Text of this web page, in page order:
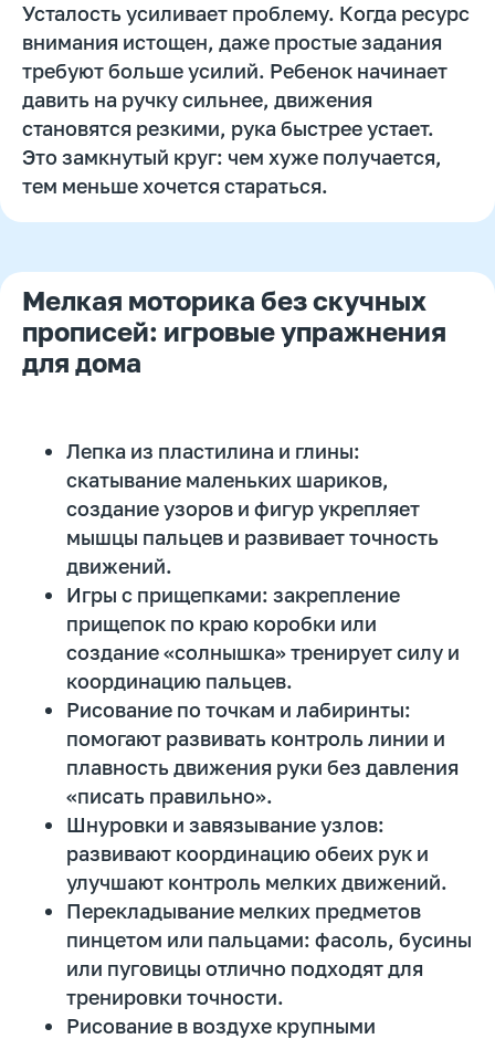
Усталость усиливает проблему. Когда ресурс
внимания истощен, даже простые задания
требуют больше усилий. Ребенок начинает
давить на ручку сильнее, движения
становятся резкими, рука быстрее устает.
Это замкнутый круг: чем хуже получается,
тем меньше хочется стараться.
Мелкая моторика без скучных
прописей: игровые упражнения
для дома
Лепка из пластилина и глины:
скатывание маленьких шариков,
создание узоров и фигур укрепляет
мышцы пальцев и развивает точность
движений.
Игры с прищепками: закрепление
прищепок по краю коробки или
создание «солнышка» тренирует силу и
координацию пальцев.
Рисование по точкам и лабиринты:
помогают развивать контроль линии и
плавность движения руки без давления
«писать правильно».
Шнуровки и завязывание узлов:
развивают координацию обеих рук и
улучшают контроль мелких движений.
Перекладывание мелких предметов
пинцетом или пальцами: фасоль, бусины
или пуговицы отлично подходят для
тренировки точности.
Рисование в воздухе крупными
Поза, освещение и тетрадь:
как организовать рабочее
место, чтобы почерк не
«плыл»
Организация рабочего места напрямую
опираться на спинку стула, ноги стоять на
полу, а стол — находиться на уровне
солнечного сплетения. Если ребенок
тянется к тетради или, наоборот,
Освещение должно быть направлено с
противоположной стороны от пишущей
руки: для правшей — слева, для левшей —
справа. Тетрадь лучше располагать под
небольшим углом (примерно 20–30
градусов), чтобы рука двигалась
четкой разлиновкой и удобная ручка с
мягким нажимом также снижают нагрузку
и помогают сохранить аккуратность